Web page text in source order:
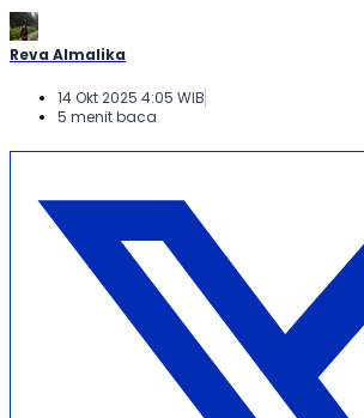
Reva Almalika
14 Okt 2025 4:05 WIB
5 menit baca